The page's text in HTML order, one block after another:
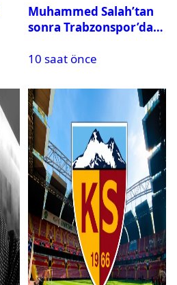
Muhammed Salah’tan
sonra Trabzonspor’dan
10 saat önce